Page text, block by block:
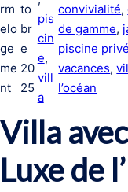
rm
elo
ge
me
nt
to
br
e
20
25
pis
cin
e
vill
a
convivialité,
de gamme,
piscine
vacances,
l’océan
Villa
Luxe de